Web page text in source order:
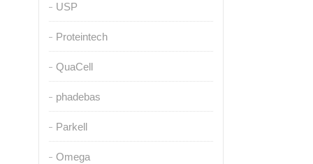
USP
Proteintech
QuaCell
phadebas
Parkell
Omega